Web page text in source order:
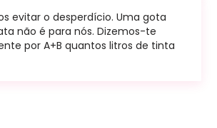
evitar o desperdício. Uma gota
não é para nós. Dizemos-te
por A+B quantos litros de tinta